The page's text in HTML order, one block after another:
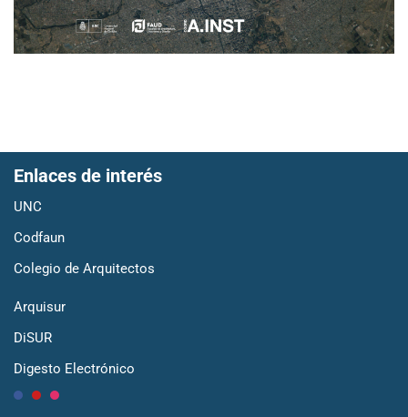
Enlaces de interés
UNC
Codfaun
Colegio de Arquitectos
Arquisur
DiSUR
Digesto Electrónico